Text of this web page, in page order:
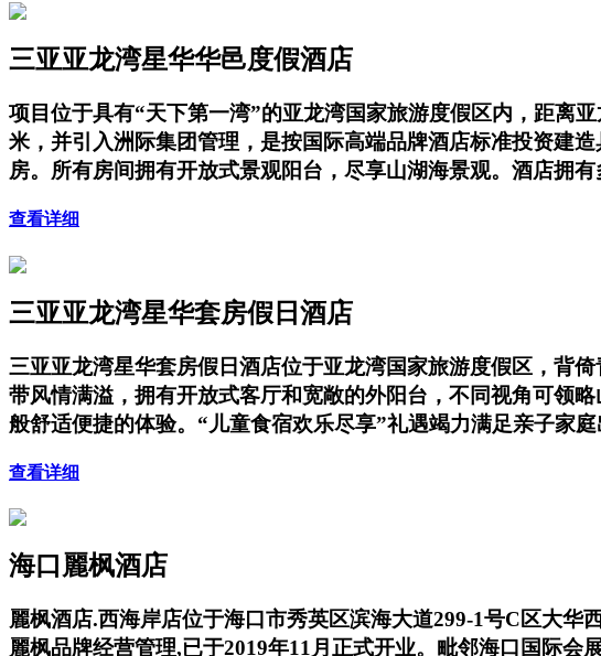
三亚亚龙湾星华华邑度假酒店
项目位于具有“天下第一湾”的亚龙湾国家旅游度假区内，距离
米，并引入洲际集团管理，是按国际高端品牌酒店标准投资建
房。所有房间拥有开放式景观阳台，尽享山湖海景观。酒店拥
查看详细
三亚亚龙湾星华套房假日酒店
三亚亚龙湾星华套房假日酒店位于亚龙湾国家旅游度假区，背
带风情满溢，拥有开放式客厅和宽敞的外阳台，不同视角可领
般舒适便捷的体验。“儿童食宿欢乐尽享”礼遇竭力满足亲子家
查看详细
海口麗枫酒店
麗枫酒店.西海岸店位于海口市秀英区滨海大道299-1号C区大
麗枫品牌经营管理,已于2019年11月正式开业。毗邻海口国际